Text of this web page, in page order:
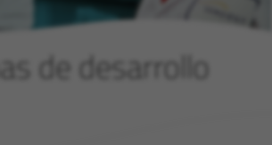
de desarrollo